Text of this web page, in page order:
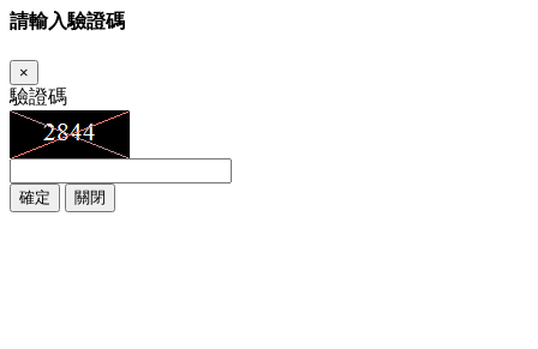
請輸入驗證碼
×
驗證碼
確定 關閉